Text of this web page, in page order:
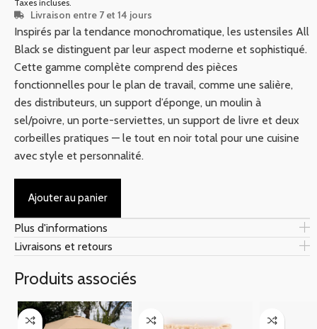
Taxes incluses.
Livraison entre 7 et 14 jours
Inspirés par la tendance monochromatique, les ustensiles All
Black se distinguent par leur aspect moderne et sophistiqué.
Cette gamme complète comprend des pièces
fonctionnelles pour le plan de travail, comme une salière,
des distributeurs, un support d’éponge, un moulin à
sel/poivre, un porte-serviettes, un support de livre et deux
corbeilles pratiques — le tout en noir total pour une cuisine
avec style et personnalité.
Ajouter au panier
Plus d'informations
Livraisons et retours
Produits associés
-14%